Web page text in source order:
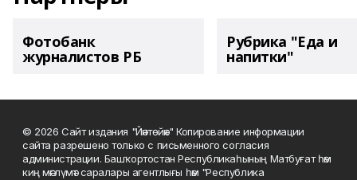
Фотобанк
журналистов РБ
Рубрика "Еда и
напитки"
© 2026 Сайт издания "Йәнтөйәк" Копирование информации
сайта разрешено только с письменного согласия
администрации. Башҡортостан Республикаһының Матбуғат һәм
киң мәғлүмәт саралары агентлығы һәм "Республика